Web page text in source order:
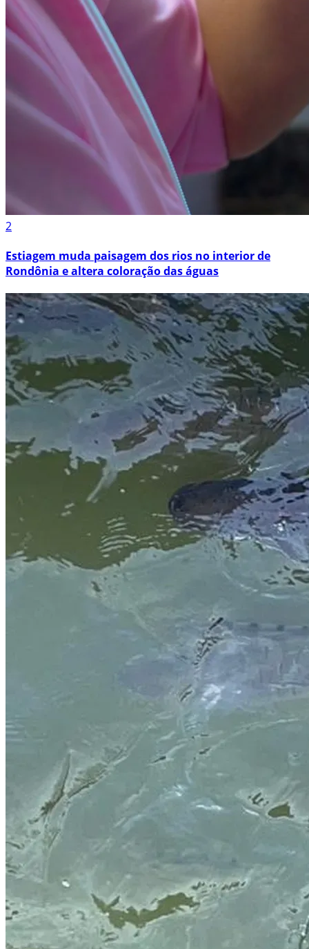
2
Estiagem muda paisagem dos rios no interior de
Rondônia e altera coloração das águas